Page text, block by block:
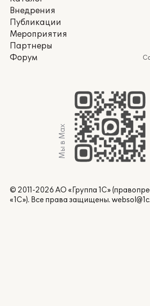
Внедрения
Публикации
Мероприятия
Партнеры
Форум
Мы в Max
© 2011-2026 АО «Группа 1С»
«1С»). Все права защищены.